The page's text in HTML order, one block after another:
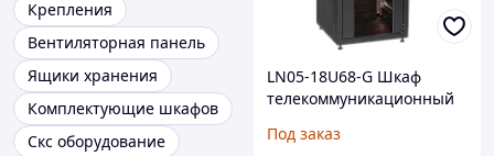
Крепления
Вентиляторная панель
Ящики хранения
Комплектующие шкафов
Скс оборудование
LN05-18U68-G Шкаф
телекоммуникационный
Под заказ